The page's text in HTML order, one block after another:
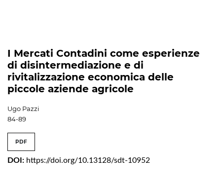
I Mercati Contadini come esperienze
di disintermediazione e di
rivitalizzazione economica delle
piccole aziende agricole
Ugo Pazzi
84-89
PDF
DOI: https://doi.org/10.13128/sdt-10952